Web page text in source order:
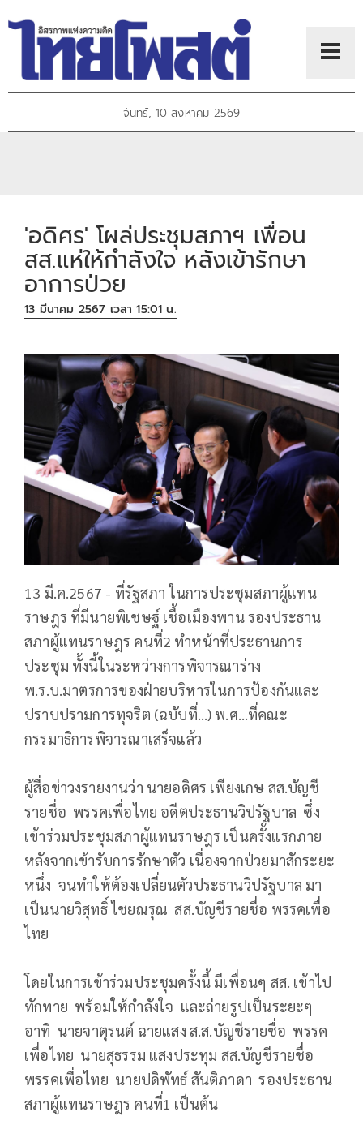
จันทร์, 10 สิงหาคม 2569
'อดิศร' โผล่ประชุมสภาฯ เพื่อน
สส.แห่ให้กำลังใจ หลังเข้ารักษา
อาการป่วย
13 มีนาคม 2567 เวลา 15:01 น.
13 มี.ค.2567 - ที่รัฐสภา ในการประชุมสภาผู้แทน
ราษฎร ที่มีนายพิเชษฐ์ เชื้อเมืองพาน รองประธาน
สภาผู้แทนราษฎร คนที่2 ทำหน้าที่ประธานการ
ประชุม ทั้งนี้ในระหว่างการพิจารณาร่าง
พ.ร.บ.มาตรการของฝ่ายบริหารในการป้องกันและ
ปราบปรามการทุจริต (ฉบับที่…) พ.ศ…ที่คณะ
กรรมาธิการพิจารณาเสร็จแล้ว
ผู้สื่อข่าวงรายงานว่า นายอดิศร เพียงเกษ สส.บัญชี
รายชื่อ พรรคเพื่อไทย อดีตประธานวิปรัฐบาล ซึ่ง
เข้าร่วมประชุมสภาผู้แทนราษฎร เป็นครั้งแรกภาย
หลังจากเข้ารับการรักษาตัว เนื่องจากป่วยมาสักระยะ
หนึ่ง จนทำให้ต้องเปลี่ยนตัวประธานวิปรัฐบาล มา
เป็นนายวิสุทธิ์ ไชยณรุณ สส.บัญชีรายชื่อ พรรคเพื่อ
ไทย
โดยในการเข้าร่วมประชุมครั้งนี้ มีเพื่อนๆ สส. เข้าไป
ทักทาย พร้อมให้กำลังใจ และถ่ายรูปเป็นระยะๆ
อาทิ นายจาตุรนต์ ฉายแสง ส.ส.บัญชีรายชื่อ พรรค
เพื่อไทย นายสุธรรม แสงประทุม สส.บัญชีรายชื่อ
พรรคเพื่อไทย นายปดิพัทธ์ สันติภาดา รองประธาน
สภาผู้แทนราษฎร คนที่1 เป็นต้น